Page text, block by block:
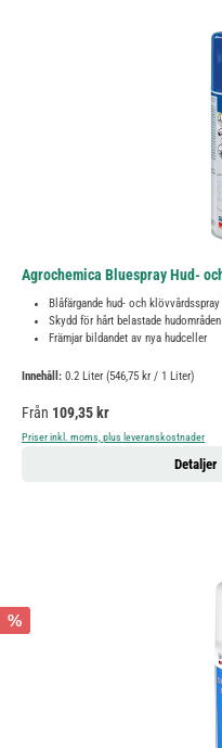
Agrochemica Bluespray Hud-
Blåfärgande hud- och
Skydd för hårt belastade hudområden
Främjar bildandet av nya hudceller
Innehåll: 0.2 Liter (546,75 kr / 1 Liter)
Ordinarie pris:
Från 109,35 kr
Priser inkl. moms, plus leveranskostnader
Detaljer
%